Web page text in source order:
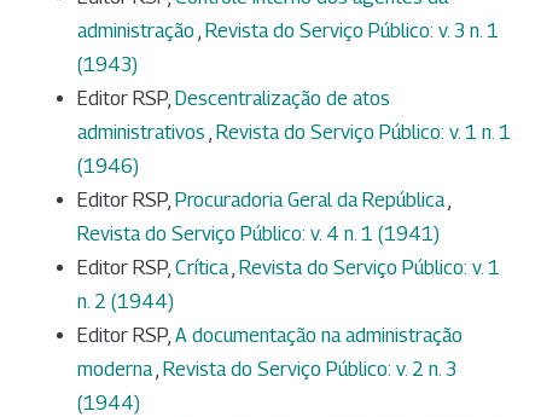
administração , Revista do Serviço Público: v. 3 n. 1
(1943)
Editor RSP, Descentralização de atos
administrativos , Revista do Serviço Público: v. 1 n. 1
(1946)
Editor RSP, Procuradoria Geral da República,
Revista do Serviço Público: v. 4 n. 1 (1941)
Editor RSP, Crítica, Revista do Serviço Público: v. 1
n. 2 (1944)
Editor RSP, A documentação na administração
moderna, Revista do Serviço Público: v. 2 n. 3
(1944)